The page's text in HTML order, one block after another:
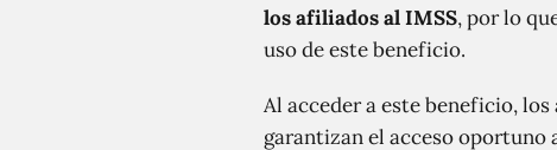
los afiliados al IMSS, por lo
uso de este beneficio.
Al acceder a este beneficio,
garantizan el acceso oportuno